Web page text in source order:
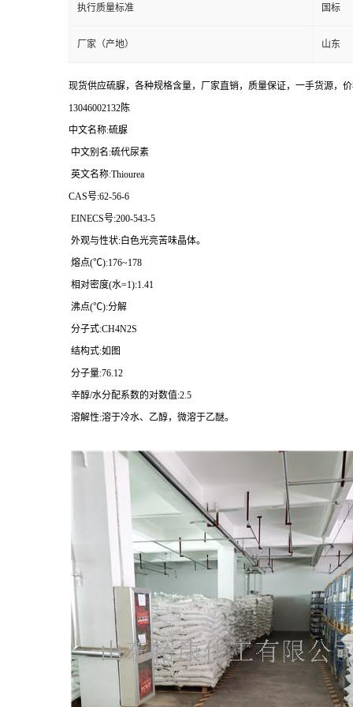
执行质量标准 国标
厂家（产地） 山东
现货供应硫脲，各种规格含量，厂家直销，质量保证，一手货源，
13046002132陈
中文名称:硫脲
中文别名:硫代尿素
英文名称:Thiourea
CAS号:62-56-6
EINECS号:200-543-5
外观与性状:白色光亮苦味晶体。
熔点(℃):176~178
相对密度(水=1):1.41
沸点(℃):分解
分子式:CH4N2S
结构式:如图
分子量:76.12
辛醇/水分配系数的对数值:2.5
溶解性:溶于冷水、乙醇，微溶于乙醚。